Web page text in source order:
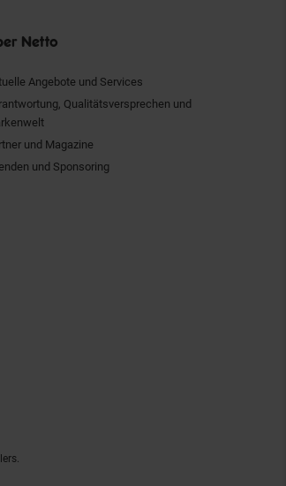
Netto
Angebote und Services
Qualitätsversprechen und
und Magazine
und Sponsoring